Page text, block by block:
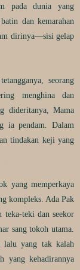
pada dunia yang
dan kemarahan
dirinya—sisi gelap
seorang
menghina dan
dideritanya, Mama
ia pendam. Dalam
tindakan keji yang
yang memperkaya
kompleks. Ada Pak
teka-teki dan seekor
sang tokoh utama.
lalu yang tak kalah
yang kehadirannya